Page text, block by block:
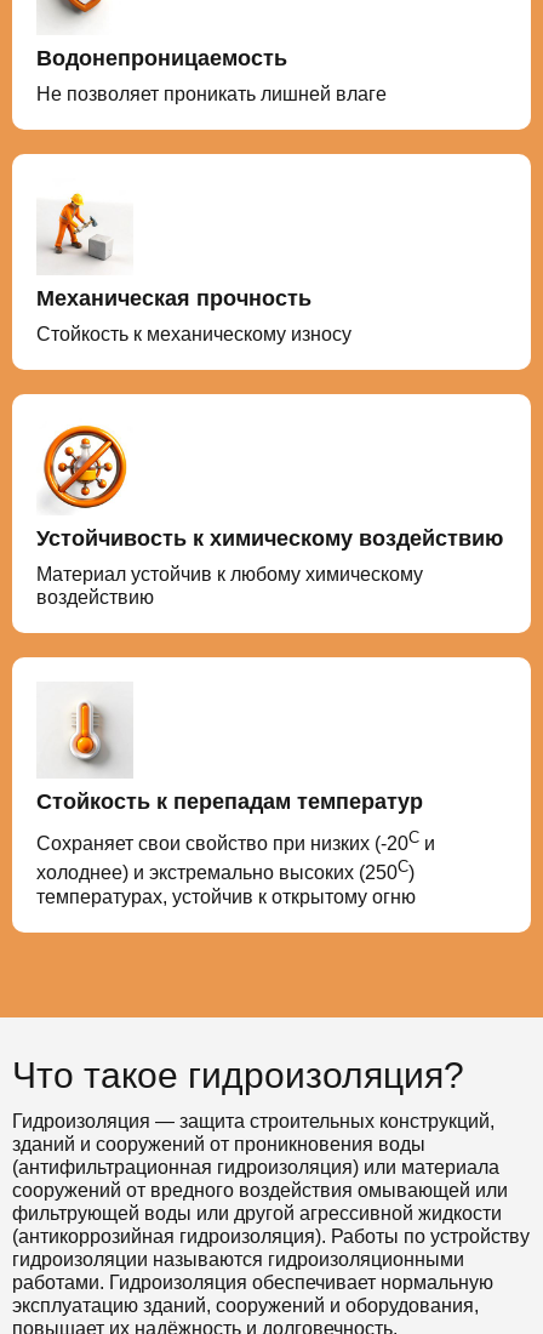
Водонепроницаемость
Не позволяет проникать лишней влаге
Механическая прочность
Стойкость к механическому износу
Устойчивость к химическому воздействию
Материал устойчив к любому химическому
воздействию
Стойкость к перепадам температур
Сохраняет свои свойство при низких (-20С и
холоднее) и экстремально высоких (250С)
температурах, устойчив к открытому огню
Что такое гидроизоляция?
Гидроизоляция — защита строительных конструкций,
зданий и сооружений от проникновения воды
(антифильтрационная гидроизоляция) или материала
сооружений от вредного воздействия омывающей или
фильтрующей воды или другой агрессивной жидкости
(антикоррозийная гидроизоляция). Работы по устройству
гидроизоляции называются гидроизоляционными
работами. Гидроизоляция обеспечивает нормальную
эксплуатацию зданий, сооружений и оборудования,
повышает их надёжность и долговечность.